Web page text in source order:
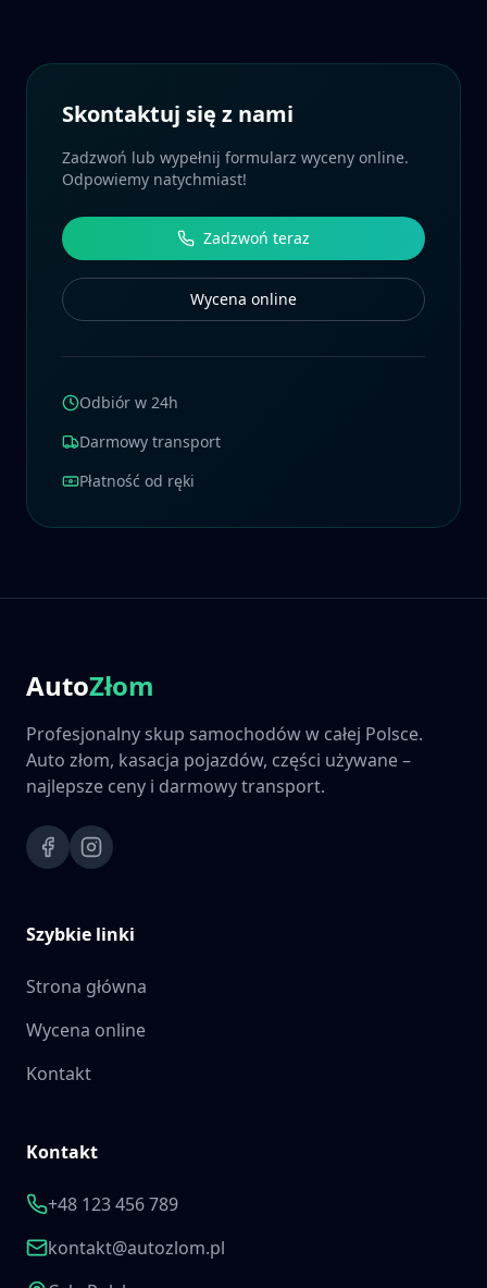
Skontaktuj się z nami
Zadzwoń lub wypełnij formularz wyceny online.
Odpowiemy natychmiast!
Zadzwoń teraz
Wycena online
Odbiór w 24h
Darmowy transport
Płatność od ręki
AutoZłom
Profesjonalny skup samochodów w całej Polsce.
Auto złom, kasacja pojazdów, części używane –
najlepsze ceny i darmowy transport.
Szybkie linki
Strona główna
Wycena online
Kontakt
Kontakt
+48 123 456 789
kontakt@autozlom.pl